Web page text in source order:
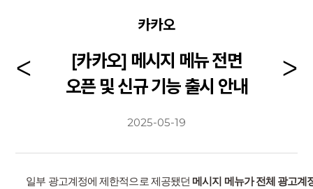
카카오
[카카오] 메시지 메뉴 전면
오픈 및 신규 기능 출시 안내
2025-05-19
일부 광고계정에 제한적으로 제공됐던 메시지 메뉴가 전체 광고계